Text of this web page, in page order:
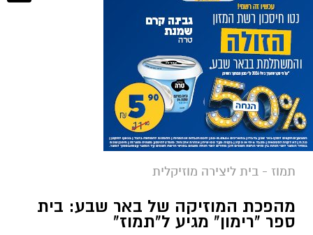
תמוז - בית ליצירה מוזיקלית
מהפכת המוזיקה של באר שבע: בית
ספר "רימון" מגיע ל"תמוז"